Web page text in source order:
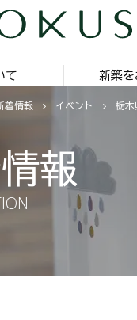
て 新築
着情報 イベント 栃木
報